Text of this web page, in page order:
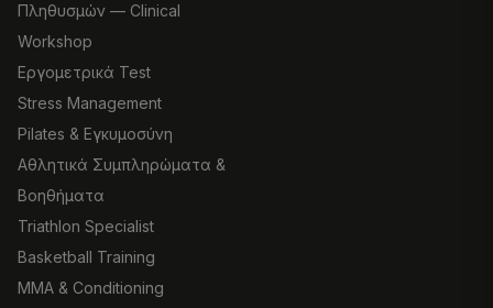
Πληθυσμών — Clinical
Workshop
Εργομετρικά Test
Stress Management
Pilates & Εγκυμοσύνη
Αθλητικά Συμπληρώματα &
Βοηθήματα
Triathlon Specialist
Basketball Training
MMA & Conditioning